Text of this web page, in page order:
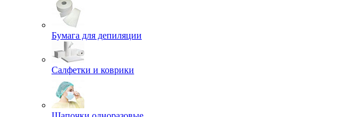
Бумага для депиляции
Салфетки и коврики